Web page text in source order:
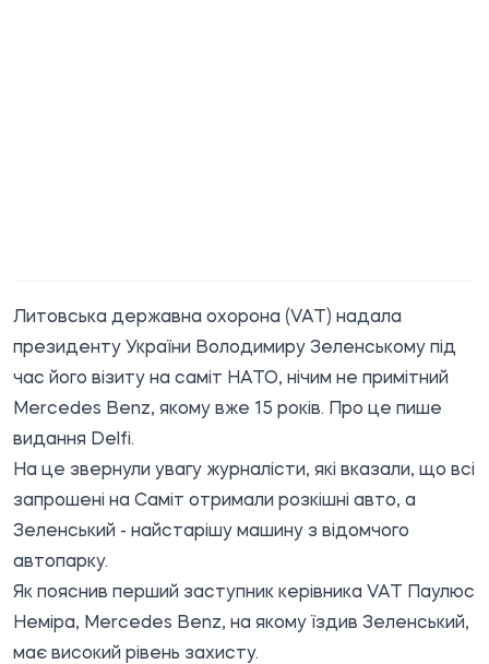
Литовська державна охорона (VAT) надала
президенту України Володимиру Зеленському під
час його візиту на саміт НАТО, нічим не примітний
Mercedes Benz, якому вже 15 років. Про це пише
видання Delfi.
На це звернули увагу журналісти, які вказали, що всі
запрошені на Саміт отримали розкішні авто, а
Зеленський - найстарішу машину з відомчого
автопарку.
Як пояснив перший заступник керівника VAT Паулюс
Неміра, Mercedes Benz, на якому їздив Зеленський,
має високий рівень захисту.